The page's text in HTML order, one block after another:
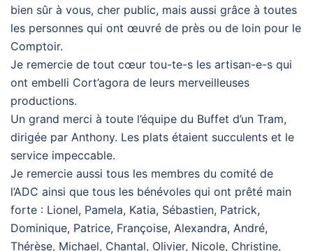
bien sûr à vous, cher public, mais aussi grâce à toutes
les personnes qui ont œuvré de près ou de loin pour le
Comptoir.
Je remercie de tout cœur tou-te-s les artisan-e-s qui
ont embelli Cort’agora de leurs merveilleuses
productions.
Un grand merci à toute l’équipe du Buffet d’un Tram,
dirigée par Anthony. Les plats étaient succulents et le
service impeccable.
Je remercie aussi tous les membres du comité de
l’ADC ainsi que tous les bénévoles qui ont prêté main
forte : Lionel, Pamela, Katia, Sébastien, Patrick,
Dominique, Patrice, Françoise, Alexandra, André,
Thérèse, Michael, Chantal, Olivier, Nicole, Christine,